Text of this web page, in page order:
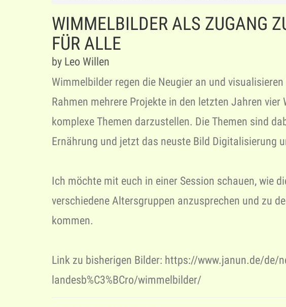
WIMMELBILDER ALS ZUGANG
FÜR ALLE
by Leo Willen
Wimmelbilder regen die Neugier an und
Rahmen mehrere Projekte in den letzten Jahren
komplexe Themen darzustellen. Die Themen sind
Ernährung und jetzt das neuste Bild Digitalisierung
Ich möchte mit euch in einer Session schauen, wie
verschiedene Altersgruppen anzusprechen und zu
kommen.
Link zu bisherigen Bilder: https://www.janun.de/de/
landesb%C3%BCro/wimmelbilder/